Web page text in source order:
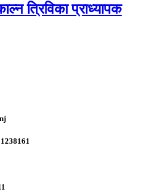
त्रिविका प्राध्यापक